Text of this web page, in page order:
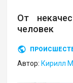
От
человек
Автор: Кирилл